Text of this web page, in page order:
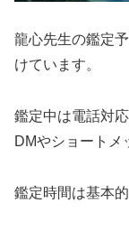
龍心先生の鑑定
けています。
鑑定中は電話対
DMやショートメ
鑑定時間は基本